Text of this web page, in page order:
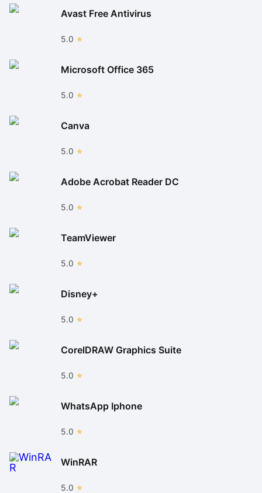
Avast Free Antivirus
5.0
Microsoft Office 365
5.0
Canva
5.0
Adobe Acrobat Reader DC
5.0
TeamViewer
5.0
Disney+
5.0
CorelDRAW Graphics Suite
5.0
WhatsApp Iphone
5.0
WinRAR
5.0